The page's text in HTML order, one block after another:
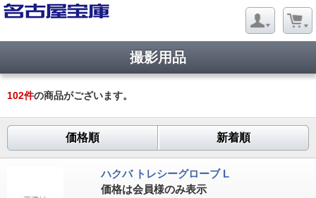
撮影用品
102件の商品がございます。
価格順 新着順
ハクバ トレシーグローブ L
価格は会員様のみ表示